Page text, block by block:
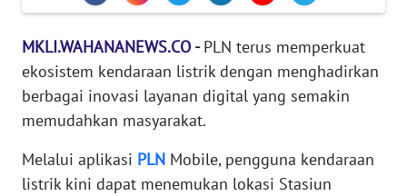
MKLI.WAHANANEWS.CO -PLN terus memperkuat
ekosistem kendaraan listrik dengan menghadirkan
berbagai inovasi layanan digital yang semakin
memudahkan masyarakat.
Melalui aplikasi PLN Mobile, pengguna kendaraan
listrik kini dapat menemukan lokasi Stasiun
DISCLAIMER
Wahana
Regional